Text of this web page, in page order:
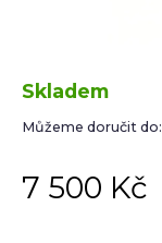
7 500 Kč
Skladem
Můžeme doručit do: